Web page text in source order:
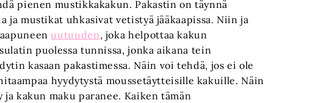
pienen mustikkakakun. Pakastin on täynnä
mustikat uhkasivat vetistyä jääkaapissa. Niin ja
uutuuden, joka helpottaa kakun
puolessa tunnissa, jonka aikana tein
kasaan pakastimessa. Näin voi tehdä, jos ei ole
hyydytystä moussetäytteisille kakuille. Näin
kakun maku paranee. Kaiken tämän